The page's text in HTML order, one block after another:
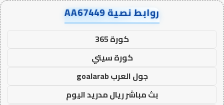
روابط نصية AA67449
كورة 365
كورة سيتي
جول العرب goalarab
بث مباشر ريال مدريد اليوم